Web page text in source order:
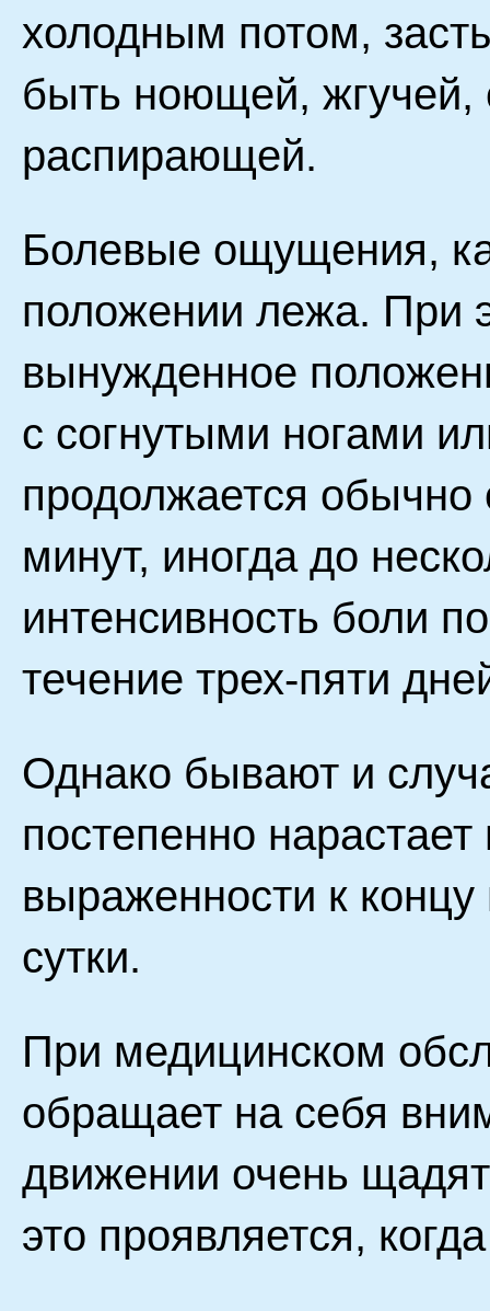
холодным потом,
быть ноющей,
распирающей.
Болевые ощущения,
положении лежа. При
вынужденное
с согнутыми ногами
продолжается обычно
минут, иногда до
интенсивность боли
течение трех-пяти
Однако бывают и
постепенно
выраженности к
сутки.
При медицинском
обращает на себя
движении очень
это проявляется,